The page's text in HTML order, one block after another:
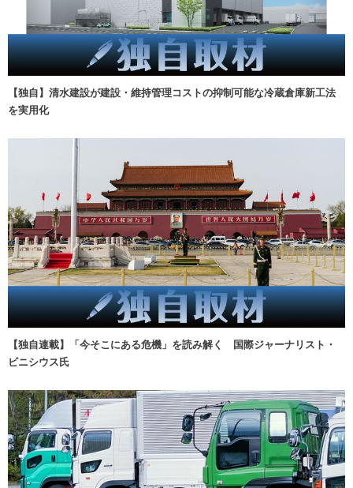
【独自】清水建設が建設・維持管理コストの抑制可能な冷蔵倉庫新工法
を実用化
【独自連載】「今そこにある危機」を読み解く 国際ジャーナリスト・
ビニシウス氏